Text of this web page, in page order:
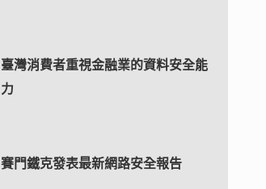
臺灣消費者重視金融業的資料安全能
力
賽門鐵克發表最新網路安全報告